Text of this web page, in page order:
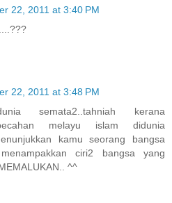
22, 2011 at 3:40 PM
22, 2011 at 3:48 PM
semata2..tahniah kerana
melayu islam didunia
kamu seorang bangsa
ciri2 bangsa yang
^^